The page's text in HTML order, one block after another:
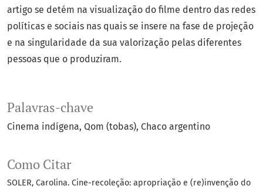
Palavras-chave
Cinema indígena Qom (tobas) Chaco argentino
Como Citar
SOLER, Carolina. Cine-recoleção: apropriação e (re)invenção do
artigo se detém na visualização do filme dentro das redes
políticas e sociais nas quais se insere na fase de projeção
e na singularidade da sua valorização pelas diferentes
pessoas que o produziram.